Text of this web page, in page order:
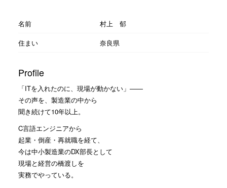
名前
村上 郁
住まい
奈良県
Profile
「ITを入れたのに、現場が動かない」——
その声を、製造業の中から
聞き続けて10年以上。
C言語エンジニアから
起業・倒産・再就職を経て、
今は中小製造業のDX部長として
現場と経営の橋渡しを
実務でやっている。